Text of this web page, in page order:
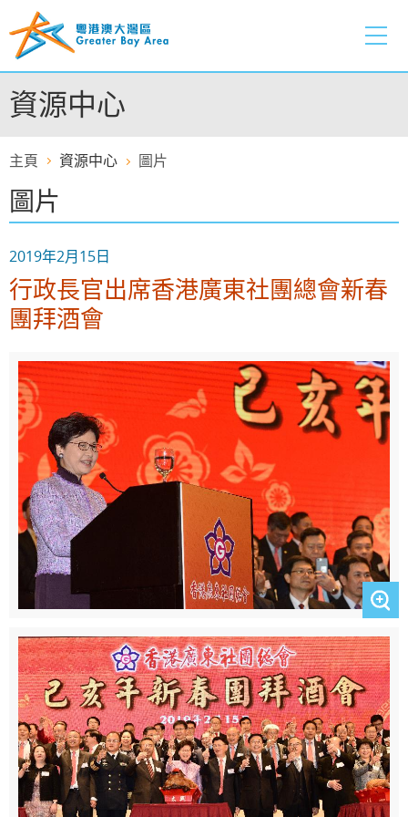
至
容
的
開
資源中心
主頁 資源中心 圖片
圖片
2019年2月15日
行政長官出席香港廣東社團總會新春
團拜酒會